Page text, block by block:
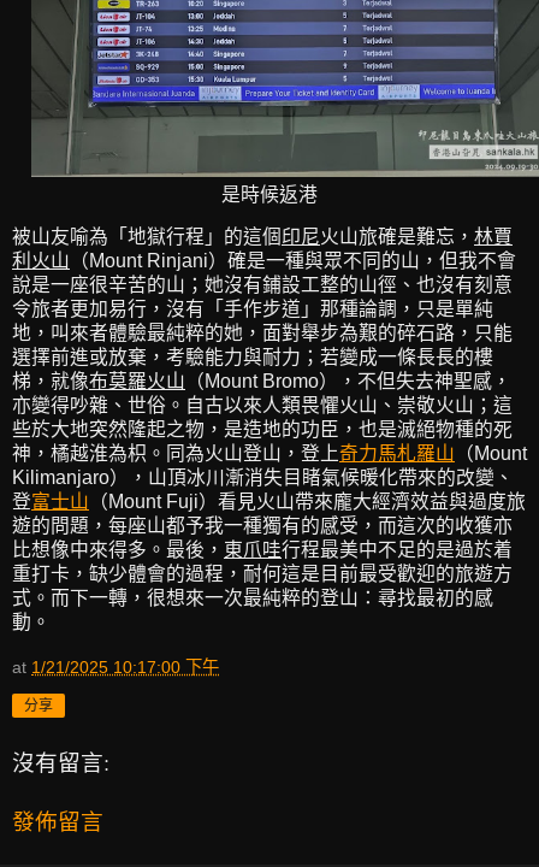
是時候返港
被山友喻為「地獄行程」的這個 印尼火山旅確是難忘， 林賈
利火山
（Mount Rinjani）確是一種與眾不同的山，但我不會
說是一座很辛苦的山；她沒有鋪設工整的山徑、也沒有刻意
令旅者更加易行，沒有「手作步道」那種論調，只是單純
地，叫來者體驗最純粹的她，面對舉步為艱的碎石路，只能
選擇前進或放棄，考驗能力與耐力；若變成一條長長的樓
梯，就像布莫羅火山
（Mount Bromo），不但失去神聖感，
亦變得吵雜、世俗。自古以來人類畏懼火山、崇敬火山；這
些於大地突然隆起之物，是造地的功臣，也是滅絕物種的死
神，橘越淮為枳。同為火山登山，登上奇力馬札羅山
（Mount
Kilimanjaro），山頂冰川漸消失目睹氣候暖化帶來的改變、
登富士山
（Mount Fuji）看見火山帶來龐大經濟效益與過度旅
遊的問題，每座山都予我一種獨有的感受，而這次的收獲亦
比想像中來得多。最後， 東爪哇行程最美中不足的是過於着
重打卡，缺少體會的過程，耐何這是目前最受歡迎的旅遊方
式。而下一轉，很想來一次最純粹的登山：尋找最初的感
動。
at 1/21/2025 10:17:00 下午
分享
沒有留言:
發佈留言